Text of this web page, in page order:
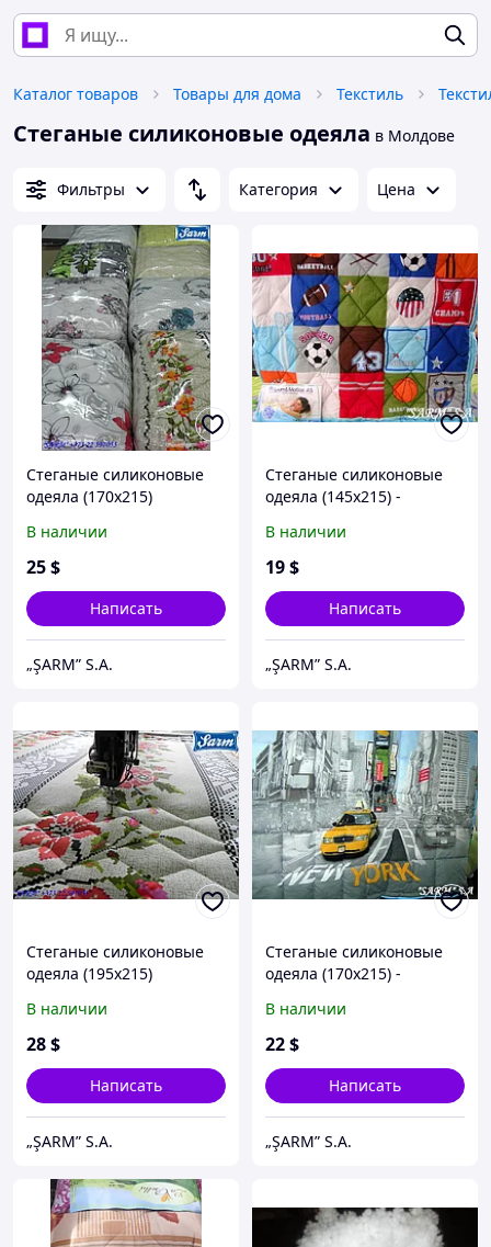
Каталог товаров Товары для дома Текстиль
Стеганые силиконовые одеяла в Молдове
Фильтры Категория Цена
Стеганые силиконовые
одеяла (170х215)
В наличии
25$
Написать
„ŞARM” S.A.
Стеганые силиконовые
одеяла (145x215) -
В наличии
19$
Написать
„ŞARM” S.A.
Стеганые силиконовые
одеяла (195х215)
В наличии
28$
Написать
„ŞARM” S.A.
Стеганые силиконовые
одеяла (170x215) -
В наличии
22$
Написать
„ŞARM” S.A.